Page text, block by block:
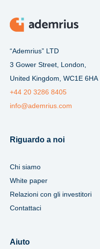
“Ademrius” LTD
3 Gower Street, London,
United Kingdom, WC1E 6HA
+44 20 3286 8405
info@ademrius.com
Riguardo a noi
Chi siamo
White paper
Relazioni con gli investitori
Contattaci
Aiuto